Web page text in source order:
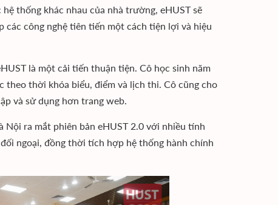
thống khác nhau của nhà trường, eHUST sẽ
các công nghệ tiên tiến một cách tiện lợi và hiệu
là một cải tiến thuận tiện. Cô học sinh năm
theo thời khóa biểu, điểm và lịch thi. Cô cũng cho
và sử dụng hơn trang web.
ra mắt phiên bản eHUST 2.0 với nhiều tính
ngoại, đồng thời tích hợp hệ thống hành chính